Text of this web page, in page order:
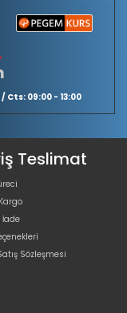
Cts: 09:00 - 13:00
Teslimat
Sözleşmesi